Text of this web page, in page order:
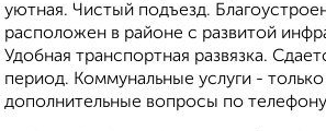
уютная. Чистый подъезд.
расположен в районе с развитой
Удобная транспортная развязка.
период. Коммунальные услуги -
дополнительные вопросы по